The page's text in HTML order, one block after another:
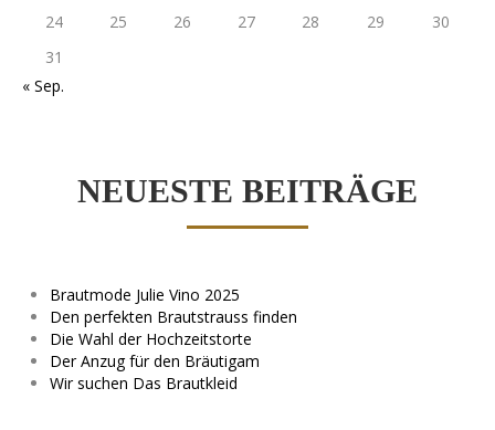
24
25 26 27 28 29
30
31
« Sep.
NEUESTE BEITRÄGE
Brautmode Julie Vino 2025
Den perfekten Brautstrauss finden
Die Wahl der Hochzeitstorte
Der Anzug für den Bräutigam
Wir suchen Das Brautkleid